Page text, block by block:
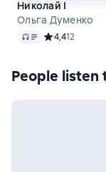
Николай I
Ольга Думенко
Audio Средний
4,412
People